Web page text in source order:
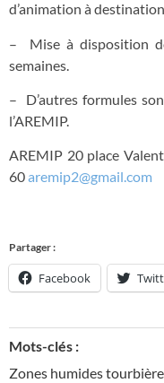
d’animation à
– Mise à disposition
semaines.
– D’autres formules
l’AREMIP.
AREMIP 20 place
60aremip2@gmail.com
Partager :
Facebook
Mots-clés :
Zones humides